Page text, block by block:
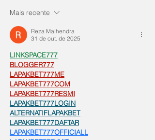
Mais recente
Reza Malhendra
31 de out. de 2025
LINKSPACE777
BLOGGER777
LAPAKBET777ME
LAPAKBET777COM
LAPAKBET777RESMI
LAPAKBET777LOGIN
ALTERNATIFLAPAKBET
LAPAKBET777DAFTAR
LAPAKBET777OFFICIALL